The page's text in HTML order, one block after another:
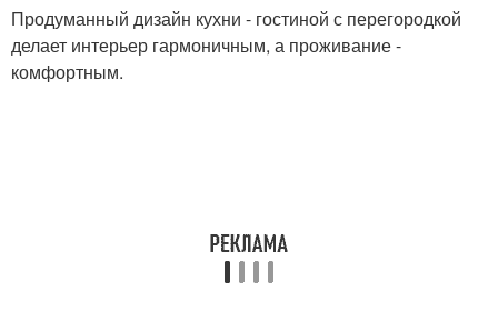
Продуманный дизайн кухни - гостиной с перегородкой
делает интерьер гармоничным, а проживание -
комфортным.